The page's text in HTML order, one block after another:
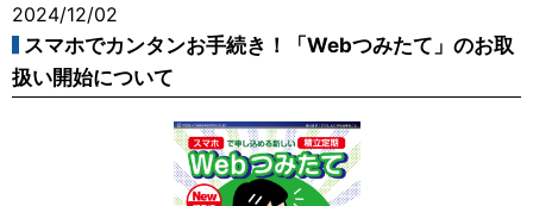
2024/12/02
スマホでカンタンお手続き！「Webつみたて」のお取
扱い開始について